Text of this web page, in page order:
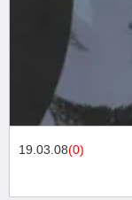
19.03.08(0)